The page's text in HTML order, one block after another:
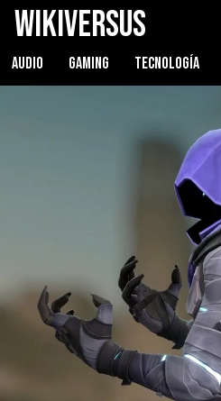
WikiVersus
AUDIO GAMING TECNOLOGÍA